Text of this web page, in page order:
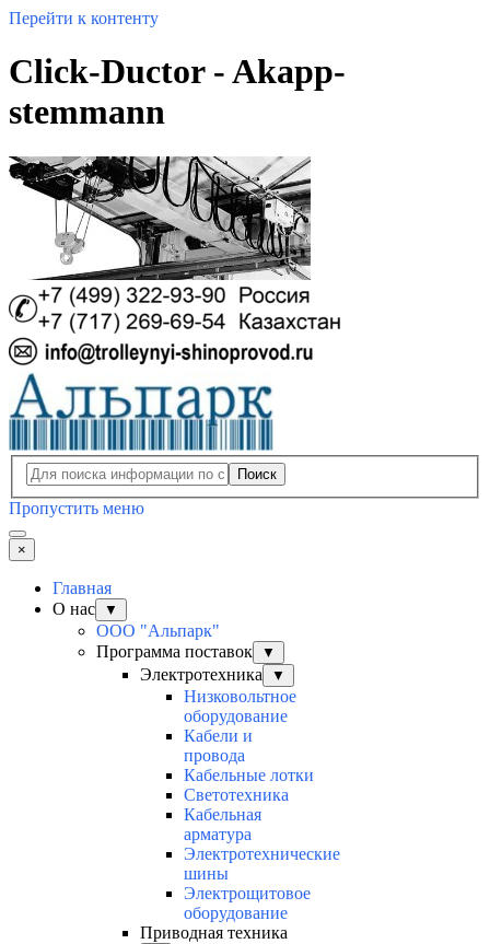
Перейти к контенту
Click-Ductor - Akapp-
stemmann
Поиск
Пропустить меню
×
Главная
О нас
▼
ООО "Альпарк"
Программа поставок
▼
Электротехника ▼
Низковольтное
оборудование
Кабели и
провода
Кабельные лотки
Светотехника
Кабельная
арматура
Электротехнические
шины
Электрощитовое
оборудование
Приводная техника